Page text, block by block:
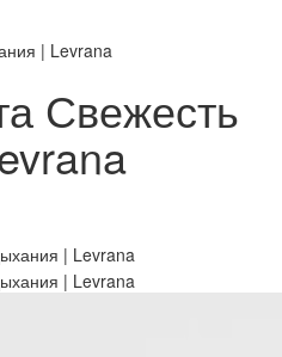
| Levrana
Свежесть